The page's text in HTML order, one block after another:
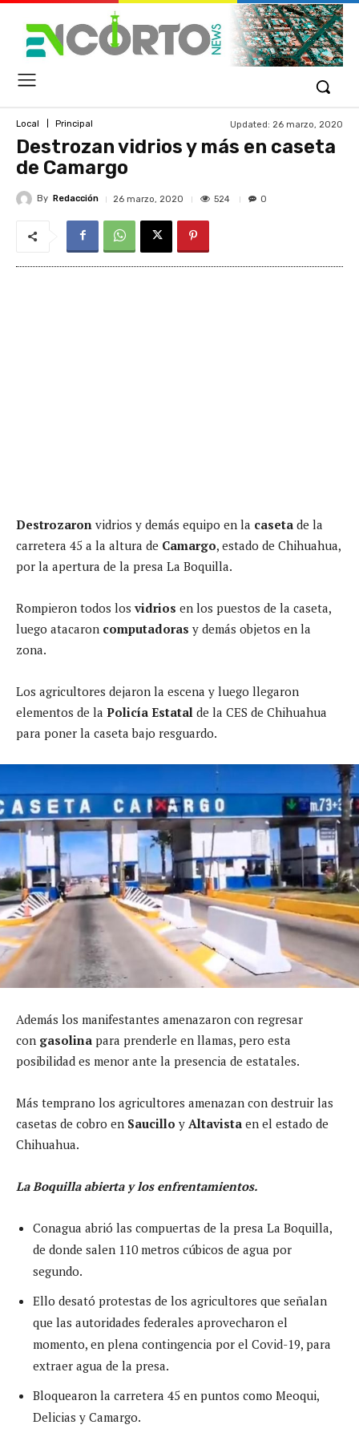
Local Principal Updated: 26 marzo, 2020
Destrozan vidrios y más en caseta
de Camargo
By Redacción 26 marzo, 2020 524 0
Destrozaron vidrios y demás equipo en la caseta de la
carretera 45 a la altura de Camargo, estado de Chihuahua,
por la apertura de la presa La Boquilla.
Rompieron todos los vidrios en los puestos de la caseta,
luego atacaron computadoras y demás objetos en la
zona.
Los agricultores dejaron la escena y luego llegaron
elementos de la Policía Estatal de la CES de Chihuahua
para poner la caseta bajo resguardo.
Además los manifestantes amenazaron con regresar
con gasolina para prenderle en llamas, pero esta
posibilidad es menor ante la presencia de estatales.
Más temprano los agricultores amenazan con destruir las
casetas de cobro en Saucillo y Altavista en el estado de
Chihuahua.
La Boquilla abierta y los enfrentamientos.
Conagua abrió las compuertas de la presa La Boquilla,
de donde salen 110 metros cúbicos de agua por
segundo.
Ello desató protestas de los agricultores que señalan
que las autoridades federales aprovecharon el
momento, en plena contingencia por el Covid-19, para
extraer agua de la presa.
Bloquearon la carretera 45 en puntos como Meoqui,
Delicias y Camargo.